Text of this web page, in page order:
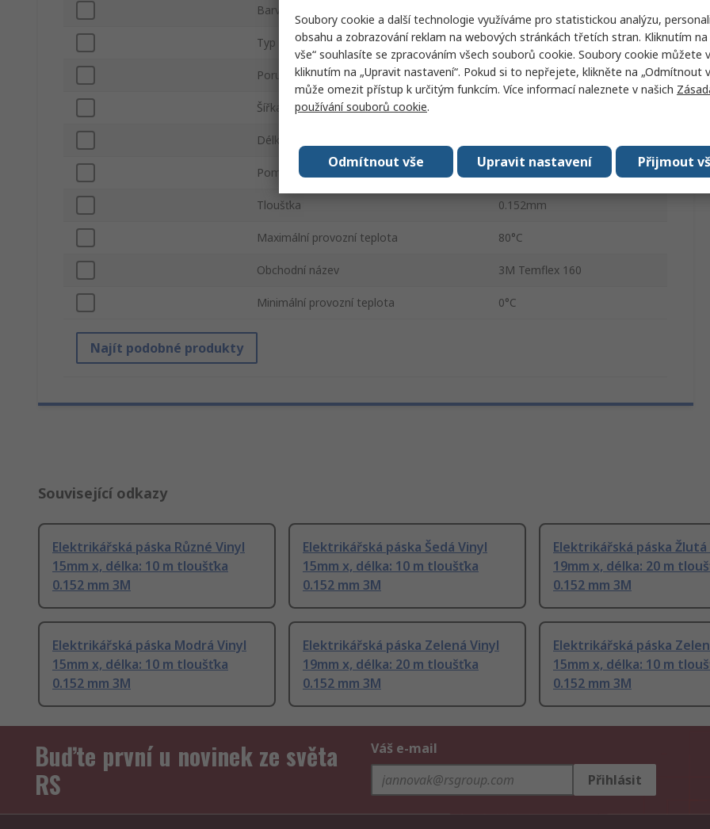
Barva
Typ produktu Elektrikářská páska
Poruchové napětí 600V
Šířka
Délka
Pomocný materiál
Tloušťka 0.152mm
Maximální provozní teplota 80°C
Obchodní název 3M Temflex 160
Minimální provozní teplota 0°C
Najít podobné produkty
Související odkazy
Elektrikářská páska Různé Vinyl
15mm x, délka: 10 m tloušťka
0.152 mm 3M
Elektrikářská páska Šedá Vinyl
15mm x, délka: 10 m tloušťka
0.152 mm 3M
Elektrikářská páska Žlutá
19mm x, délka: 20 m
0.152 mm 3M
Elektrikářská páska Modrá Vinyl
15mm x, délka: 10 m tloušťka
0.152 mm 3M
Elektrikářská páska Zelená Vinyl
19mm x, délka: 20 m tloušťka
0.152 mm 3M
Elektrikářská páska
15mm x, délka: 10 m
0.152 mm 3M
Buďte první u novinek ze světa
RS
Váš e-mail
Přihlásit
Soubory cookie a další technologie využíváme pro statistickou analýzu,
obsahu a zobrazování reklam na webových stránkách třetích stran. Kliknutím
vše“ souhlasíte se zpracováním všech souborů cookie. Soubory cookie můžete
kliknutím na „Upravit nastavení“. Pokud si to nepřejete, klikněte na „Odmítnout
může omezit přístup k určitým funkcím. Více informací naleznete v našich
používání souborů cookie.
Přijmout
Upravit nastavení
Odmítnout vše